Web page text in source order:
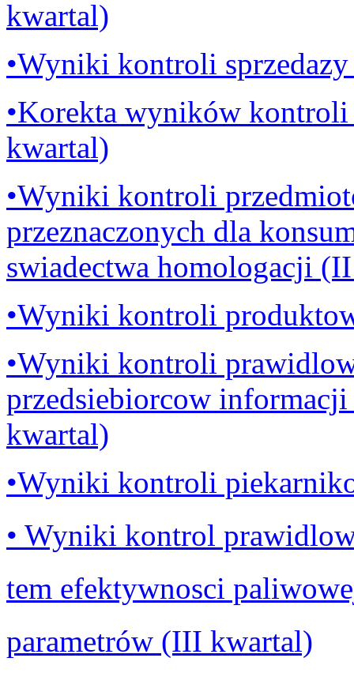
kwartal)
•Wyniki kontroli
•Korekta wyników
kwartal)
•Wyniki kontroli
przeznaczonych dla
swiadectwa homologacji
•Wyniki kontroli
•Wyniki kontroli
przedsiebiorcow
kwartal)
•Wyniki kontroli
• Wyniki kontrol
tem efektywnosci
parametrów (III kwartal)